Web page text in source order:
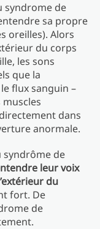
syndrome de
sa propre
oreilles). Alors
du corps
les sons
que la
flux sanguin –
dans
anormale.
syndrôme de
leur voix
du
fort. De
de